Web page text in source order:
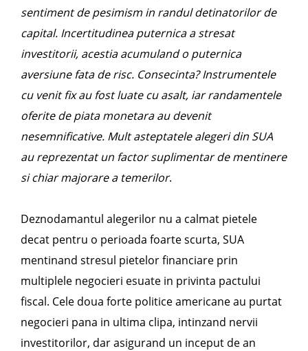
sentiment de pesimism in randul detinatorilor de
capital. Incertitudinea puternica a stresat
investitorii, acestia acumuland o puternica
aversiune fata de risc. Consecinta? Instrumentele
cu venit fix au fost luate cu asalt, iar randamentele
oferite de piata monetara au devenit
nesemnificative. Mult asteptatele alegeri din SUA
au reprezentat un factor suplimentar de mentinere
si chiar majorare a temerilor.
Deznodamantul alegerilor nu a calmat pietele
decat pentru o perioada foarte scurta, SUA
mentinand stresul pietelor financiare prin
multiplele negocieri esuate in privinta pactului
fiscal. Cele doua forte politice americane au purtat
negocieri pana in ultima clipa, intinzand nervii
investitorilor, dar asigurand un inceput de an